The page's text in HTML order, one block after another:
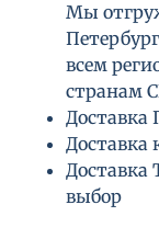
Мы
всем
странам
Доставка
Доставка
Доставка
выбор